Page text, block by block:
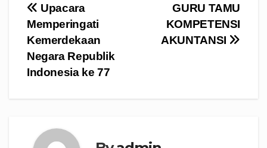
Navigasi
pos
GURU TAMU
KOMPETENSI
AKUNTANSI
Upacara
Memperingati
Kemerdekaan
Negara Republik
Indonesia ke 77